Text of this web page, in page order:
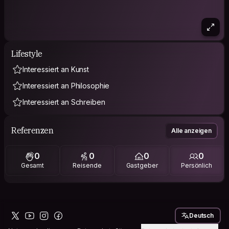
Lifestyle
Interessiert an Kunst
Interessiert an Philosophie
Interessiert an Schreiben
Referenzen Alle anzeigen
0
Gesamt
0
Reisende
0
Gastgeber
0
Persönlich
Deutsch